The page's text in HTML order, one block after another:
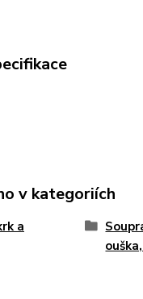
v kategoriích
a